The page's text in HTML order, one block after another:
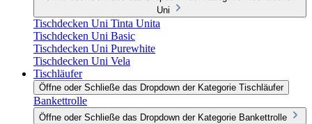
Uni
Tischdecken Uni Tinta Unita
Tischdecken Uni Basic
Tischdecken Uni Purewhite
Tischdecken Uni Vela
Tischläufer
Öffne oder Schließe das Dropdown der Kategorie Tischläufer
Bankettrolle
Öffne oder Schließe das Dropdown der Kategorie Bankettrolle